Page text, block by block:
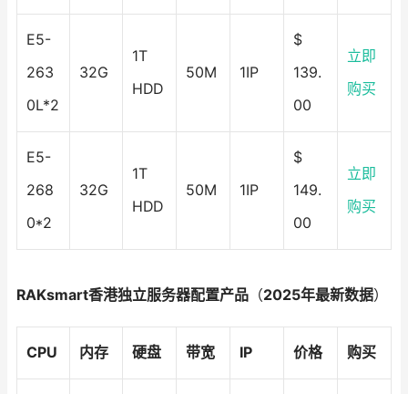
E5-
263
0L*2
32G
1T
HDD
50M 1IP
$
139.
00
立即
购买
E5-
268
0*2
32G
1T
HDD
50M 1IP
$
149.
00
立即
购买
RAKsmart香港独立服务器配置产品 （2025年最新数据）
CPU 内存 硬盘 带宽 IP 价格 购买